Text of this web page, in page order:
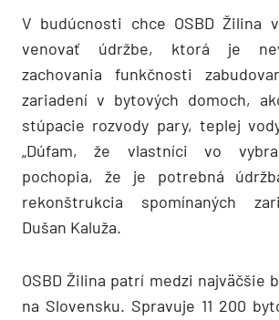
V budúcnosti chce OSBD Žilina
venovať údržbe, ktorá je
zachovania funkčnosti
zariadení v bytových domoch,
stúpacie rozvody pary, teplej
„Dúfam, že vlastníci vo
pochopia, že je potrebná
rekonštrukcia spomínaných
Dušan Kaluža.
OSBD Žilina patrí medzi najväčšie
na Slovensku. Spravuje 11 200